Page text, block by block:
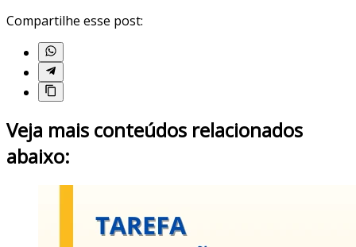
Compartilhe esse post:
Veja mais conteúdos relacionados
abaixo: